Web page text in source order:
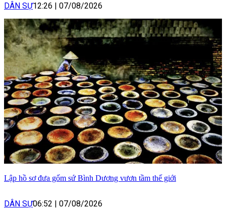
DÂN SỰ12:26 | 07/08/2026
Lập hồ sơ đưa gốm sứ Bình Dương vươn tầm thế giới
DÂN SỰ06:52 | 07/08/2026